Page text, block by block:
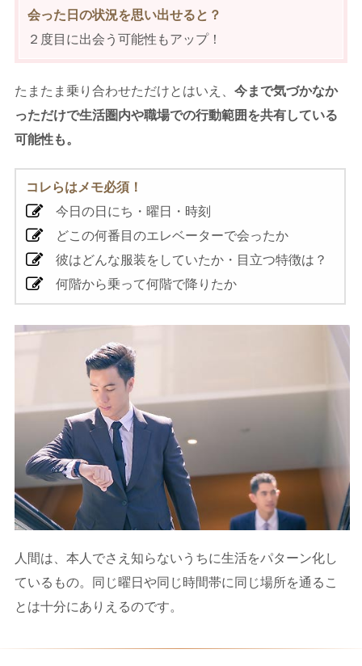
会った日の状況を思い出せると？
２度目に出会う可能性もアップ！
たまたま乗り合わせただけとはいえ、 今まで気づかなか
っただけで生活圏内や職場での行動範囲を共有している
可能性も。
コレらはメモ必須！
今日の日にち・曜日・時刻
どこの何番目のエレベーターで会ったか
彼はどんな服装をしていたか・目立つ特徴は？
何階から乗って何階で降りたか
人間は、本人でさえ知らないうちに生活をパターン化し
ているもの。同じ曜日や同じ時間帯に同じ場所を通るこ
とは十分にありえるのです。